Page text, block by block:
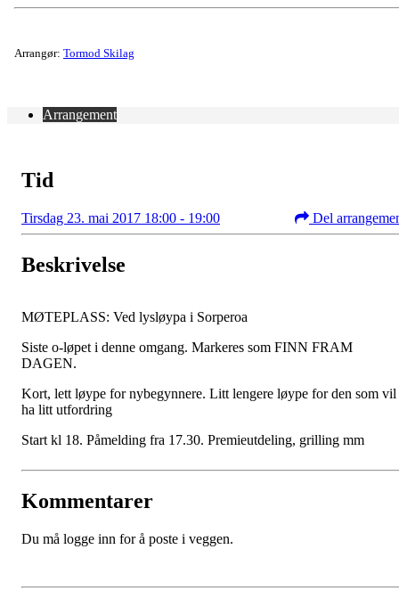
Arrangør: Tormod Skilag
Arrangement
Tid
Tirsdag 23. mai 2017 18:00 - 19:00 Del
Beskrivelse
MØTEPLASS: Ved lysløypa i Sorperoa
Siste o-løpet i denne omgang. Markeres som FINN FRAM
DAGEN.
Kort, lett løype for nybegynnere. Litt lengere løype for den som vil
ha litt utfordring
Start kl 18. Påmelding fra 17.30. Premieutdeling, grilling mm
Kommentarer
Du må logge inn for å poste i veggen.